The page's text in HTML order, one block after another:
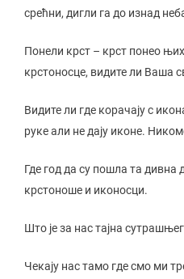
срећни, дигли га до изнад
Понели крст – крст понео
крстоносце, видите ли Ваша
Видите ли где корачају с
руке али не дају иконе.
Где год да су пошла та дивна
крстоноше и иконосци.
Што је за нас тајна
Чекају нас тамо где смо ми